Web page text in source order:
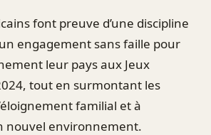
font preuve d’une discipline
engagement sans faille pour
leur pays aux Jeux
tout en surmontant les
familial et à
nouvel environnement.